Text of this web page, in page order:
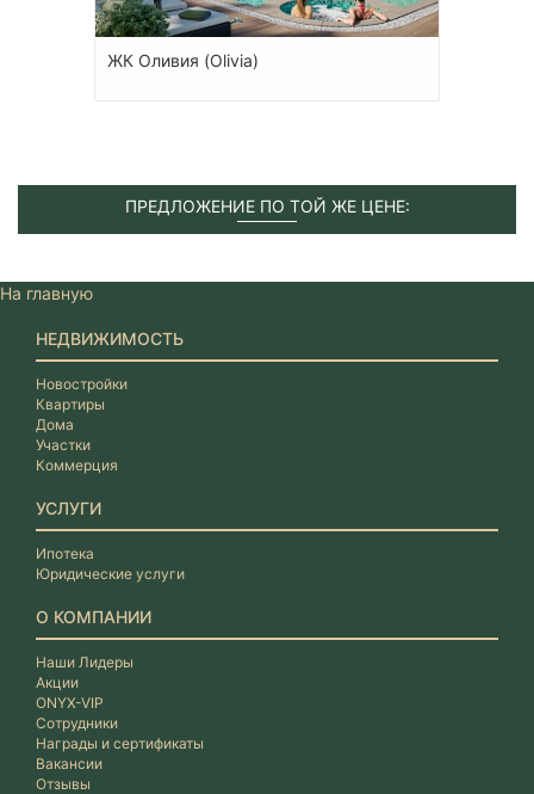
ЖК Оливия (Olivia)
ПРЕДЛОЖЕНИЕ ПО ТОЙ ЖЕ ЦЕНЕ:
На главную
НЕДВИЖИМОСТЬ
Новостройки
Квартиры
Дома
Участки
Коммерция
УСЛУГИ
Ипотека
Юридические услуги
О КОМПАНИИ
Наши Лидеры
Акции
ONYX-VIP
Сотрудники
Награды и сертификаты
Вакансии
Отзывы